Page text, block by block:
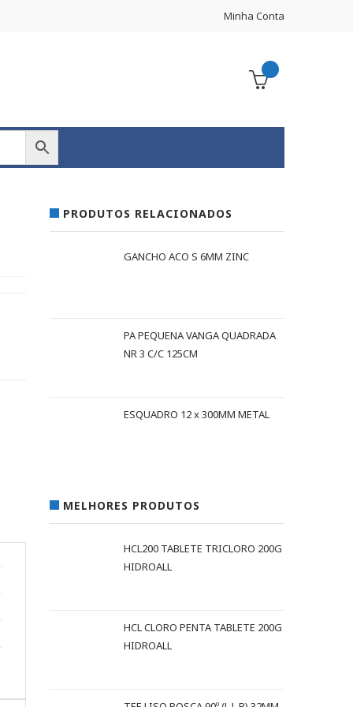
Minha Conta
PRODUTOS RELACIONADOS
GANCHO ACO S 6MM ZINC
PA PEQUENA VANGA QUADRADA
NR 3 C/C 125CM
ESQUADRO 12 x 300MM METAL
MELHORES PRODUTOS
HCL200 TABLETE TRICLORO 200G
HIDROALL
HCL CLORO PENTA TABLETE 200G
HIDROALL